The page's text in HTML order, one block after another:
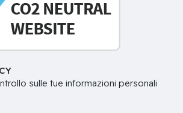
sulle tue informazioni personali